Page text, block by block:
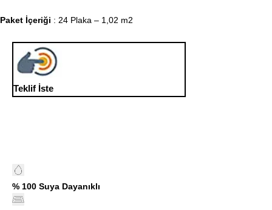
Paket İçeriği : 24 Plaka – 1,02 m2
Teklif İste
% 100 Suya Dayanıklı